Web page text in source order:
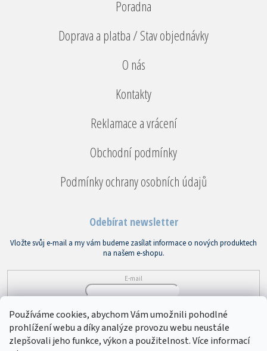
Používáme cookies, abychom Vám umožnili pohodlné
prohlížení webu a díky analýze provozu webu neustále
zlepšovali jeho funkce, výkon a použitelnost. Více informací
Poradna
Doprava a platba / Stav objednávky
O nás
Kontakty
Reklamace a vrácení
Obchodní podmínky
Podmínky ochrany osobních údajů
Odebírat newsletter
Vložte svůj e-mail a my vám budeme zasílat informace o nových produktech
na našem e-shopu.
E-mail
PŘIHLÁSIT SE